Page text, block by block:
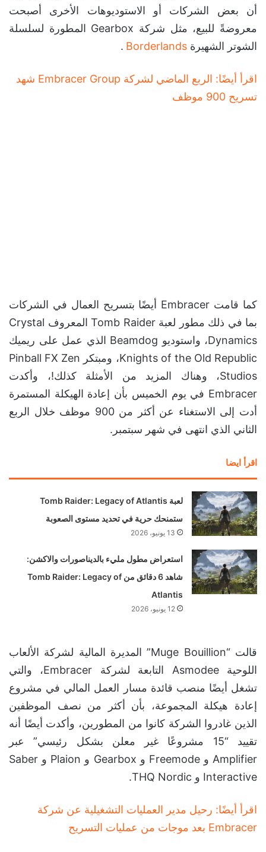
أن بعض الشركات أو الاستوديوهات الأخرى أصبحت
معروضةً للبيع، مثل شركة Gearbox المطورة لسلسلة
الشوتر الشهيرة Borderlands
.
اقرأ أيضًا: الربع الماضي لشركة Embracer Group شهد
تسريح 900 موظف
كما قامت Embracer أيضًا بتسريح العمال في الشركات
بما في ذلك مطور لعبة Tomb Raider المعروف Crystal
Dynamics، واستوديو Beamdog الذي عمل على ريميك
Knights of the Old Republic، ومبتكر Pinball FX Zen
Studios، وهناك المزيد من الأمثلة كذلك!، وأكدت
Embracer في يوم الخميس بأن إعادة الهيكلة المستمرة
أدت إلى الاستغناء عن أكثر من 900 موظف خلال الربع
الثاني الذي انتهى في شهر سبتمبر.
اقرأ ايضا
لعبة Tomb Raider: Legacy of Atlantis
ستمنحك حرية في تحديد مستوى الصعوبة
13 يونيو، 2026
استعراض مطول مليء بالديناصورات والاكشن:
شاهد 6 دقائق من Tomb Raider: Legacy of
Atlantis
12 يونيو، 2026
قالت “Muge Bouillion” المديرة المالية لشركة الألعاب
اللوحية Asmodee التابعة لشركة Embracer، والتي
تشغل أيضًا منصب قائدة مسار العمل المالي في مشروع
إعادة هيكلة المجموعة، بأن أكثر من نصف الموظفين
الذين غادروا الشركة كانوا من المطورين، وأكدت أيضًا أنه
تقييد “15 مشروعًا غير معلن بشكل رئيسي” عبر
Amplifier و Freemode و Gearbox و Plaion و Saber
Interactive و THQ Nordic.
اقرأ أيضًا: رحيل مدير العمليات التشغيلية عن شركة
Embracer بعد موجات من عمليات التسريح